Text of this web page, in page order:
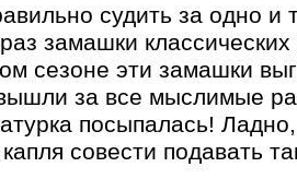
судить за одно и
замашки
сезоне эти замашки
за все мыслимые
посыпалась!
капля совести подавать